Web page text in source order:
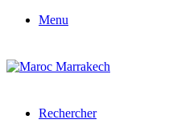
Menu
Rechercher